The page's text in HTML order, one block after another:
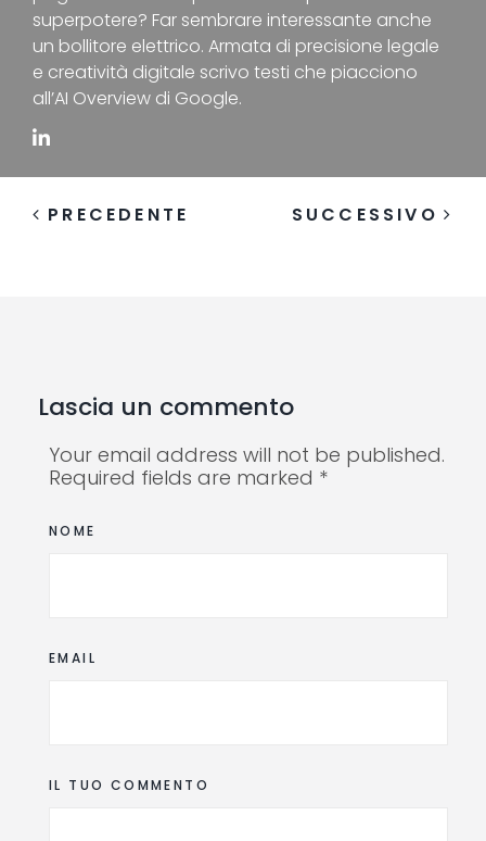
superpotere? Far sembrare interessante anche
un bollitore elettrico. Armata di precisione legale
e creatività digitale scrivo testi che piacciono
all’AI Overview di Google.
PRECEDENTE SUCCESSIVO
Lascia un commento
Your email address will not be published.
Required fields are marked *
NOME
EMAIL
IL TUO COMMENTO